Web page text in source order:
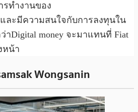
ทำงานของ
และมีความสนใจกับการลงทุนใน
าDigital money จะมาแทนที่ Fiat
หน้า
Wongsanin